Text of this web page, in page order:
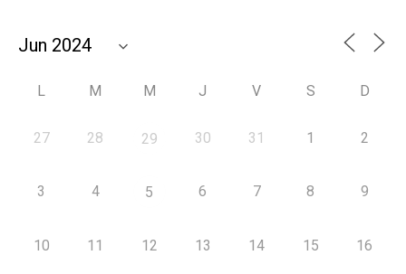
L M M J V S D
27 28 29 30 31 1 2
3 4 5 6 7 8 9
10 11 12 13 14 15 16